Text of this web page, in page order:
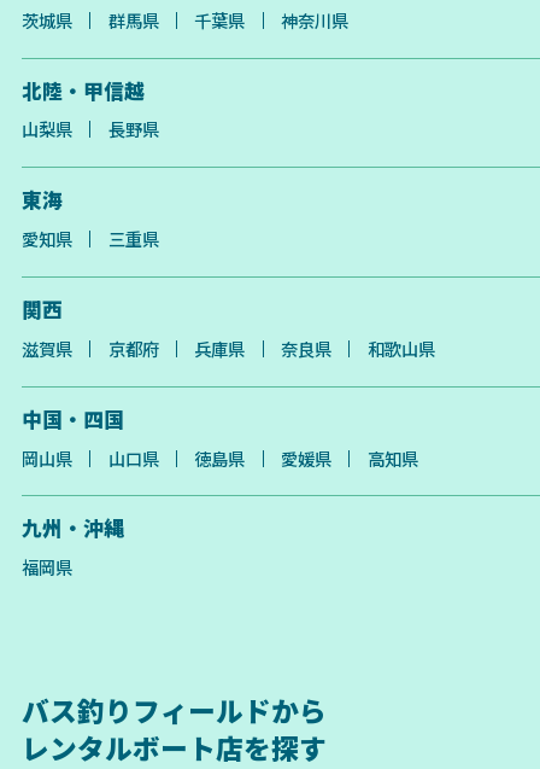
茨城県 群馬県 千葉県 神奈川県
北陸・甲信越
山梨県 長野県
東海
愛知県 三重県
関西
滋賀県 京都府 兵庫県 奈良県 和歌山県
中国・四国
岡山県 山口県 徳島県 愛媛県 高知県
九州・沖縄
福岡県
バス釣りフィールドから
レンタルボート店を探す